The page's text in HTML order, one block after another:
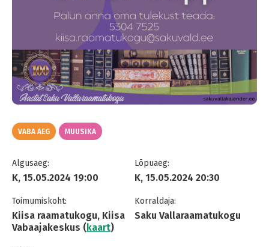
VABA AEG MUUSIKA
Algusaeg:
K, 15.05.2024 19:00
Lõpuaeg:
K, 15.05.2024 20:30
Toimumiskoht:
Kiisa raamatukogu, Kiisa
Vabaajakeskus (kaart)
Korraldaja:
Saku Vallaraamatukogu